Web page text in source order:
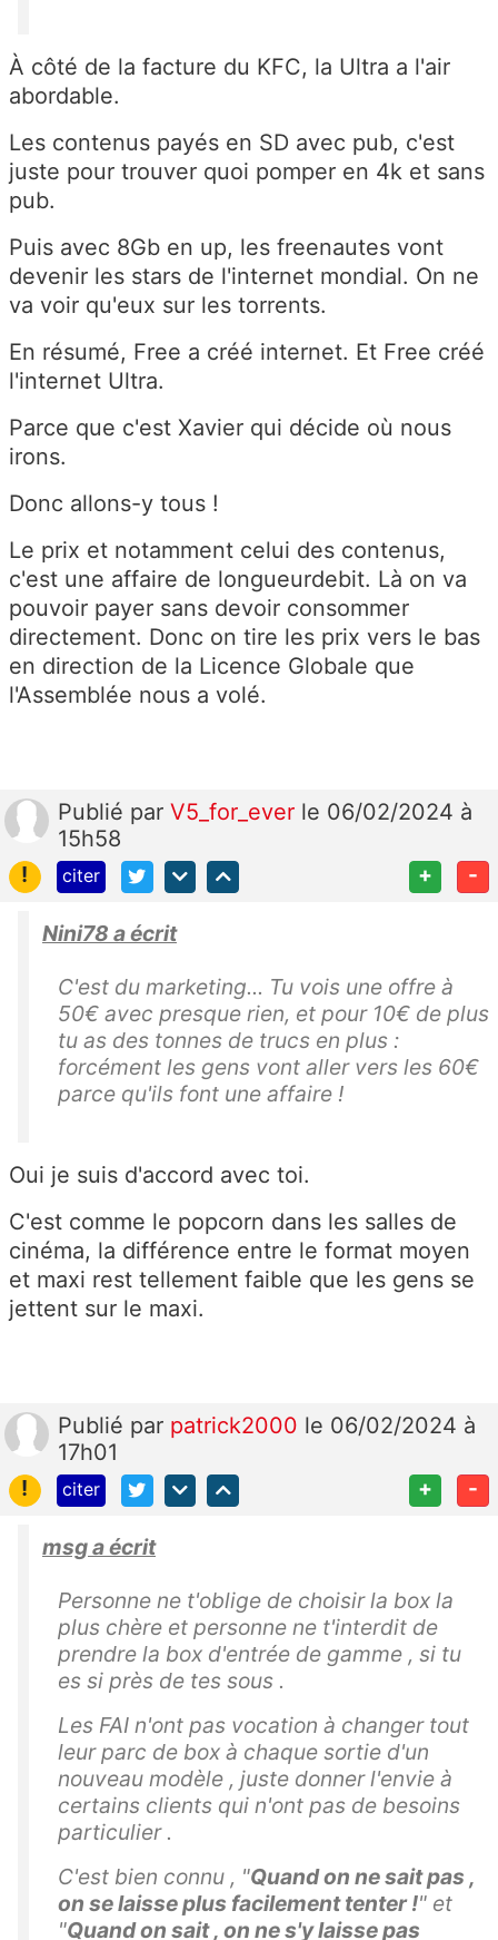
À côté de la facture du KFC, la Ultra a l'air
abordable.
Les contenus payés en SD avec pub, c'est
juste pour trouver quoi pomper en 4k et sans
pub.
Puis avec 8Gb en up, les freenautes vont
devenir les stars de l'internet mondial. On ne
va voir qu'eux sur les torrents.
En résumé, Free a créé internet. Et Free créé
l'internet Ultra.
Parce que c'est Xavier qui décide où nous
irons.
Donc allons-y tous !
Le prix et notamment celui des contenus,
c'est une affaire de longueurdebit. Là on va
pouvoir payer sans devoir consommer
directement. Donc on tire les prix vers le bas
en direction de la Licence Globale que
l'Assemblée nous a volé.
Publié par V5_for_ever le 06/02/2024 à
15h58
!
citer + -
Nini78 a écrit
C'est du marketing... Tu vois une offre à
50€ avec presque rien, et pour 10€ de plus
tu as des tonnes de trucs en plus :
forcément les gens vont aller vers les 60€
parce qu'ils font une affaire !
Oui je suis d'accord avec toi.
C'est comme le popcorn dans les salles de
cinéma, la différence entre le format moyen
et maxi rest tellement faible que les gens se
jettent sur le maxi.
Publié par patrick2000 le 06/02/2024 à
17h01
!
citer + -
msg a écrit
Personne ne t'oblige de choisir la box la
plus chère et personne ne t'interdit de
prendre la box d'entrée de gamme , si tu
es si près de tes sous .
Les FAI n'ont pas vocation à changer tout
leur parc de box à chaque sortie d'un
nouveau modèle , juste donner l'envie à
certains clients qui n'ont pas de besoins
particulier .
C'est bien connu , "Quand on ne sait pas ,
on se laisse plus facilement tenter !" et
"Quand on sait , on ne s'y laisse pas